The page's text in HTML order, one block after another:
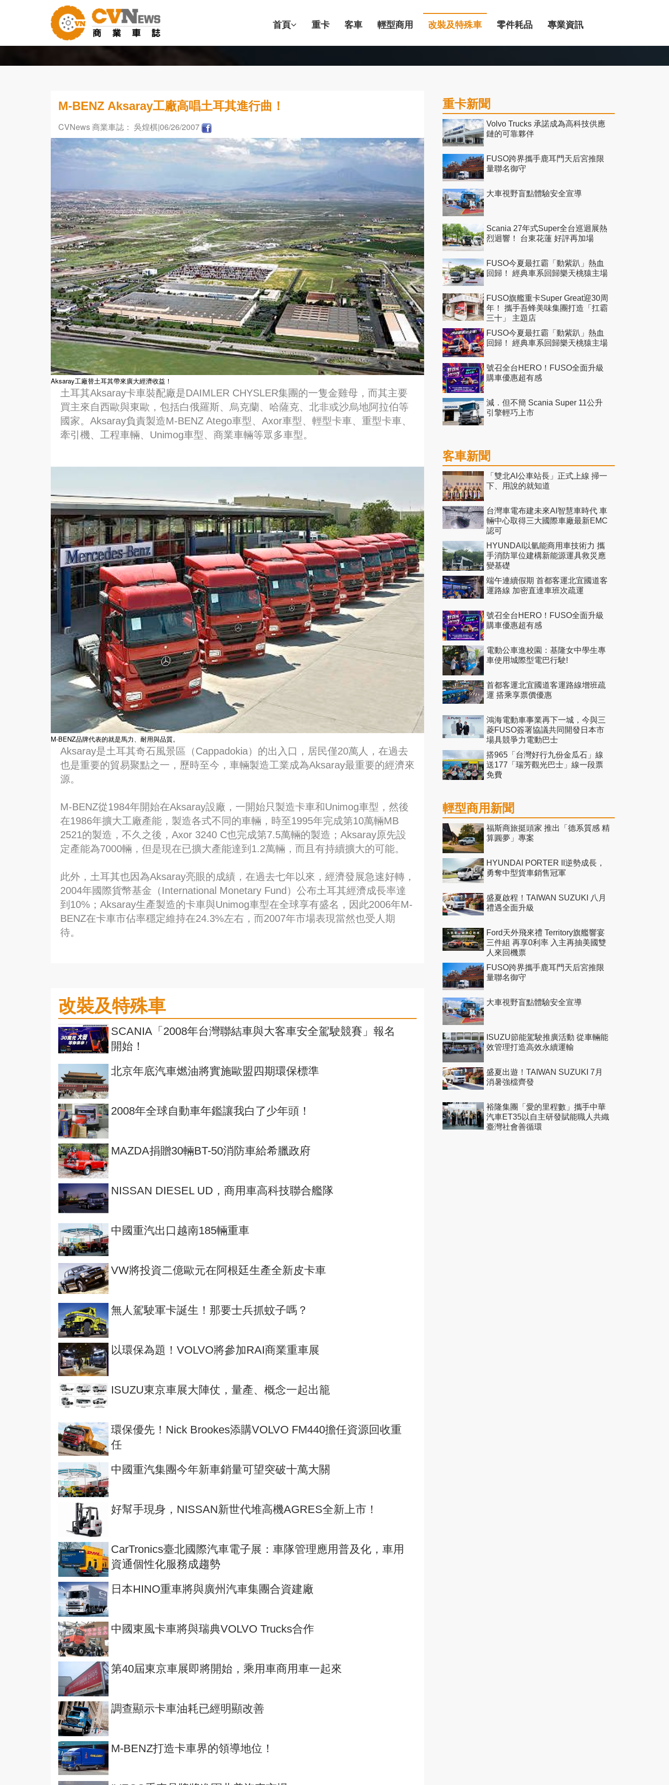
首頁 重卡 客車 輕型商用 改裝及特殊車 零件耗品 專業資訊
M-BENZ Aksaray工廠高唱土耳其進行曲！
CVNews 商業車誌： 吳煌棋|06/26/2007
Aksaray工廠替土耳其帶來廣大經濟收益！
土耳其Aksaray卡車裝配廠是DAIMLER CHYSLER集團的一隻金雞母，而其主要
買主來自西歐與東歐，包括白俄羅斯、烏克蘭、哈薩克、北非或沙烏地阿拉伯等
國家。Aksaray負責製造M-BENZ Atego車型、Axor車型、輕型卡車、重型卡車、
牽引機、工程車輛、Unimog車型、商業車輛等眾多車型。
M-BENZ品牌代表的就是馬力、耐用與品質。
Aksaray是土耳其奇石風景區（Cappadokia）的出入口，居民僅20萬人，在過去
也是重要的貿易聚點之一，歷時至今，車輛製造工業成為Aksaray最重要的經濟來
源。
M-BENZ從1984年開始在Aksaray設廠，一開始只製造卡車和Unimog車型，然後
在1986年擴大工廠產能，製造各式不同的車輛，時至1995年完成第10萬輛MB
2521的製造，不久之後，Axor 3240 C也完成第7.5萬輛的製造；Aksaray原先設
定產能為7000輛，但是現在已擴大產能達到1.2萬輛，而且有持續擴大的可能。
此外，土耳其也因為Aksaray亮眼的成績，在過去七年以來，經濟發展急速好轉，
2004年國際貨幣基金（International Monetary Fund）公布土耳其經濟成長率達
到10%；Aksaray生產製造的卡車與Unimog車型在全球享有盛名，因此2006年M-
BENZ在卡車市佔率穩定維持在24.3%左右，而2007年市場表現當然也受人期
待。
改裝及特殊車
SCANIA「2008年台灣聯結車與大客車安全駕駛競賽」報名
開始！
北京年底汽車燃油將實施歐盟四期環保標準
2008年全球自動車年鑑讓我白了少年頭！
MAZDA捐贈30輛BT-50消防車給希臘政府
NISSAN DIESEL UD，商用車高科技聯合艦隊
中國重汽出口越南185輛重車
VW將投資二億歐元在阿根廷生產全新皮卡車
無人駕駛軍卡誕生！那要士兵抓蚊子嗎？
以環保為題！VOLVO將參加RAI商業重車展
ISUZU東京車展大陣仗，量產、概念一起出籠
環保優先！Nick Brookes添購VOLVO FM440擔任資源回收重
任
中國重汽集團今年新車銷量可望突破十萬大關
好幫手現身，NISSAN新世代堆高機AGRES全新上市！
CarTronics臺北國際汽車電子展：車隊管理應用普及化，車用
資通個性化服務成趨勢
日本HINO重車將與廣州汽車集團合資建廠
中國東風卡車將與瑞典VOLVO Trucks合作
第40屆東京車展即將開始，乘用車商用車一起來
調查顯示卡車油耗已經明顯改善
M-BENZ打造卡車界的領導地位！
重卡新聞
Volvo Trucks 承諾成為高科技供應
鏈的可靠夥伴
FUSO跨界攜手鹿耳門天后宮推限
量聯名御守
大車視野盲點體驗安全宣導
Scania 27年式Super全台巡迴展熱
烈迴響！ 台東花蓮 好評再加場
FUSO今夏最扛霸「動紫趴」熱血
回歸！ 經典車系回歸樂天桃猿主場
FUSO旗艦重卡Super Great迎30周
年！ 攜手吾蜂美味集團打造「扛霸
三十」 主題店
FUSO今夏最扛霸「動紫趴」熱血
回歸！ 經典車系回歸樂天桃猿主場
號召全台HERO！FUSO全面升級
購車優惠超有感
減．但不簡 Scania Super 11公升
引擎輕巧上市
客車新聞
「雙北AI公車站長」正式上線 掃一
下、用說的就知道
台灣車電布建未來AI智慧車時代 車
輛中心取得三大國際車廠最新EMC
認可
HYUNDAI以氫能商用車技術力 攜
手消防單位建構新能源運具救災應
變基礎
端午連續假期 首都客運北宜國道客
運路線 加密直達車班次疏運
號召全台HERO！FUSO全面升級
購車優惠超有感
電動公車進校園：基隆女中學生專
車使用城際型電巴行駛!
首都客運北宜國道客運路線增班疏
運 搭乘享票價優惠
鴻海電動車事業再下一城，今與三
菱FUSO簽署協議共同開發日本市
場具競爭力電動巴士
搭965「台灣好行九份金瓜石」線
送177「瑞芳觀光巴士」線一段票
免費
輕型商用新聞
福斯商旅挺頭家 推出「德系質感 精
算圓夢」專案
HYUNDAI PORTER II逆勢成長，
勇奪中型貨車銷售冠軍
盛夏啟程！TAIWAN SUZUKI 八月
禮遇全面升級
Ford天外飛來禮 Territory旗艦響宴
三件組 再享0利率 入主再抽美國雙
人來回機票
FUSO跨界攜手鹿耳門天后宮推限
量聯名御守
大車視野盲點體驗安全宣導
ISUZU節能駕駛推廣活動 從車輛能
效管理打造高效永續運輸
盛夏出遊！TAIWAN SUZUKI 7月
消暑強檔齊發
裕隆集團「愛的里程數」攜手中華
汽車ET35以自主研發賦能職人共織
臺灣社會善循環